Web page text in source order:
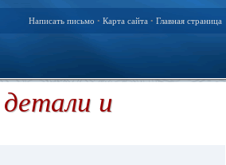
Написать письмо • Карта сайта • Главная страница
и